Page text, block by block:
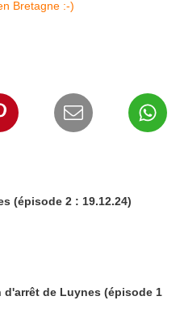
(épisode 2 : 19.12.24)
de Luynes (épisode 1